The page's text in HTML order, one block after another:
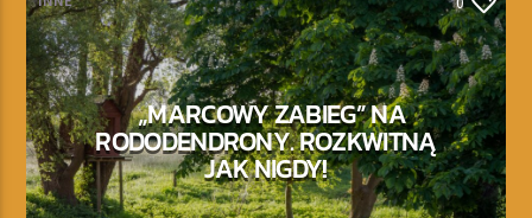
„MARCOWY ZABIEG” NA
RODODENDRONY. ROZKWITNĄ
JAK NIGDY!